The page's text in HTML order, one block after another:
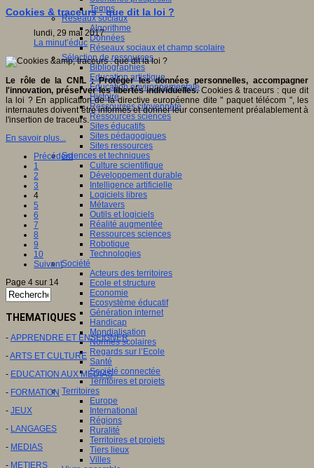
Temps
Réseaux sociaux
Algorithme
Données
Réseaux sociaux et champ scolaire
Sélection de ressources
Bibliographies
Education artistique
Education environnementale
Histoire
Ressources citoyenneté
Ressources sciences
Sites éducatifs
Sites pédagogiques
Sites ressources
Sciences et techniques
Culture scientifique
Développement durable
Intelligence artificielle
Logiciels libres
Métavers
Outils et logiciels
Réalité augmentée
Ressources sciences
Robotique
Technologies
Société
Acteurs des territoires
Ecole et structure
Economie
Ecosystème éducatif
Génération internet
Handicap
Mondialisation
Normes scolaires
Regards sur l’Ecole
Santé
Société connectée
Territoires et projets
Territoires
Europe
International
Régions
Ruralité
Territoires et projets
Tiers lieux
Villes
Cookies & traceurs : que dit la loi ?
lundi, 29 mai 2017
La minut’éduc
Le rôle de la CNIL : Protéger les données personnelles, accompagner
l'innovation, préserver les libertés individuelles.Cookies & traceurs : que dit
la loi ? En application de la directive européenne dite " paquet télécom ", les
internautes doivent être informés et donner leur consentement préalablement à
l'insertion de traceurs.
En savoir plus...
Précédent
1
2
3
4
5
6
7
8
9
10
Suivant
Page 4 sur 14
THEMATIQUES
- APPRENDRE ET ENSEIGNER
-ARTS ET CULTURE
- EDUCATION AUX MEDIAS
- FORMATION
- JEUX
- LANGAGES
- MEDIAS
- METIERS